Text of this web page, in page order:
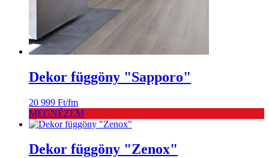
Dekor függöny "Sapporo"
20 999 Ft/fm
MEGNÉZEM
Dekor függöny "Zenox"